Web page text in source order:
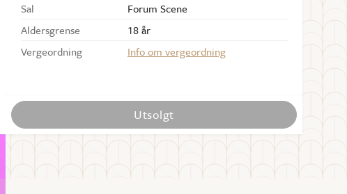
Sal
Forum Scene
Aldersgrense
18 år
Vergeordning
Info om vergeordning
Utsolgt